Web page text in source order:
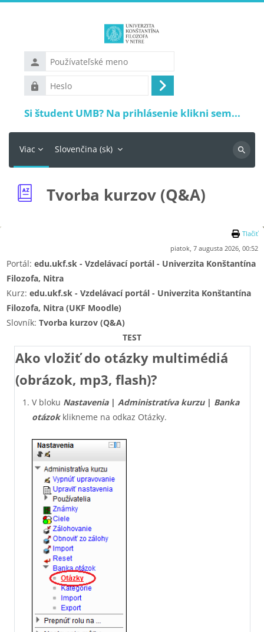
Používateľské
meno
Heslo
Prihlásiť
sa
Si študent UMB? Na prihlásenie klikni sem...
Viac Slovenčina ‎(sk)‎
Tvorba kurzov (Q&A)
Tlačiť
piatok, 7 augusta 2026, 00:52
Portál: edu.ukf.sk - Vzdelávací portál - Univerzita Konštantína
Filozofa, Nitra
Kurz: edu.ukf.sk - Vzdelávací portál - Univerzita Konštantína
Filozofa, Nitra (UKF Moodle)
Slovník: Tvorba kurzov (Q&A)
TEST
Ako vložiť do otázky multimédiá
(obrázok, mp3, flash)?
V bloku Nastavenia | Administratíva kurzu | Banka
otázok klikneme na odkaz Otázky.